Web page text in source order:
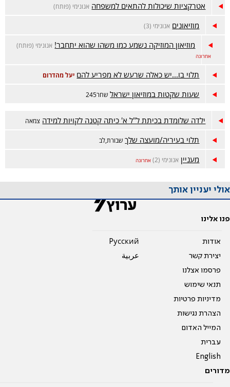
אטרקציות שיכולות להתאים למשפחה אנונימי (פותח)
מוזיאונים אנונימי (3)
מוזיאון המוזיקה נשמע כמו משהו שהוא יתחבר! אנונימי (פותח)
אחרונה
תלוי בו...יש כאלה שרעש לא מפריע להם יעל מהדרום
שעות שקטות במוזיאון ישראל שחר245
ילדה שלומדת בכיתת ל"ל א' כיתה קטנה לקויות למידה צמאה
תלוי בעיריה/מועצה שלך שבורת,לב
מעניין אנונימי (2) אחרונה
אולי יעניין אותך
פנו אלינו
אודות
יצירת קשר
פרסמו אצלנו
תנאי שימוש
מדיניות פרטיות
הצהרת נגישות
המייל האדום
עברית
English
Pусский
عربية
מדורים